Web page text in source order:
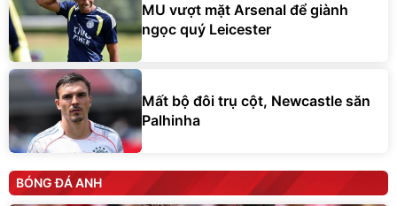
MU vượt mặt Arsenal để giành
ngọc quý Leicester
Mất bộ đôi trụ cột, Newcastle săn
Palhinha
BÓNG ĐÁ ANH